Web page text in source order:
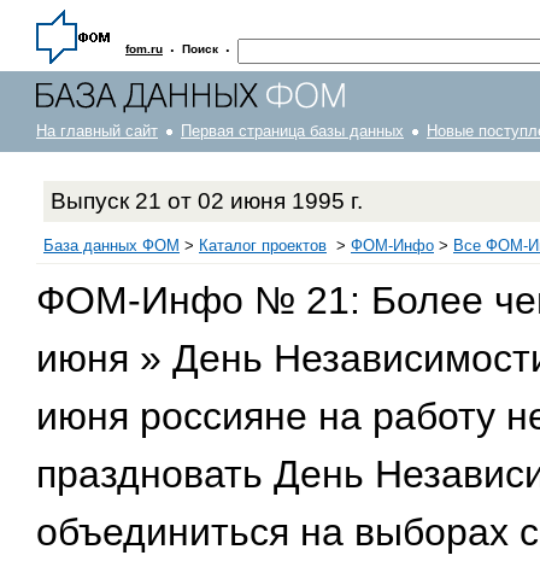
fom.ru · Поиск ·
На главный сайт Первая страница базы данных Новые
Выпуск 21 от 02 июня 1995 г.
База данных ФОМ > Каталог проектов > ФOM-Инфо > Все ФОМ-
ФОМ-Инфо № 21: Более
июня » День
июня россияне на работу
праздновать День
объединиться на выборах